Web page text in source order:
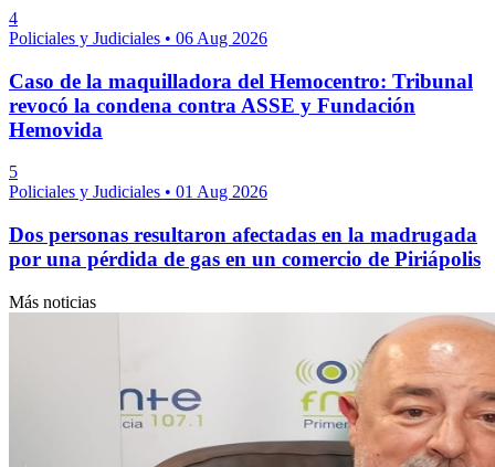
4
Policiales y Judiciales • 06 Aug 2026
Caso de la maquilladora del Hemocentro: Tribunal
revocó la condena contra ASSE y Fundación
Hemovida
5
Policiales y Judiciales • 01 Aug 2026
Dos personas resultaron afectadas en la madrugada
por una pérdida de gas en un comercio de Piriápolis
Más noticias